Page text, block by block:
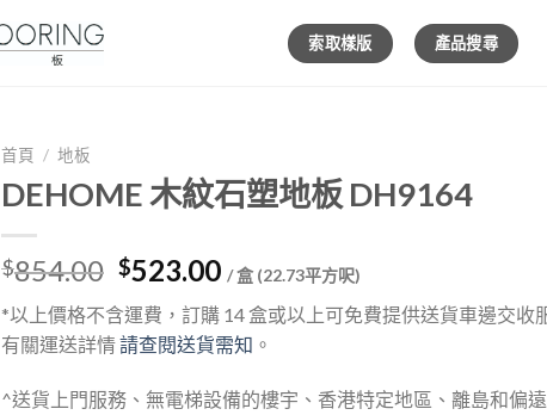
索取樣版 產品搜尋
首頁 / 地板
DEHOME 木紋石塑地板 DH9164
$854.00 Original
price
was:
$854.00.
$523.00Current
price
is:
$523.00.
/ 盒 (22.73平方呎)
*以上價格不含運費，訂購 14 盒或以上可免費提供送貨車邊交收
有關運送詳情請查閱送貨需知 。
^送貨上門服務、無電梯設備的樓宇、香港特定地區、離島和偏